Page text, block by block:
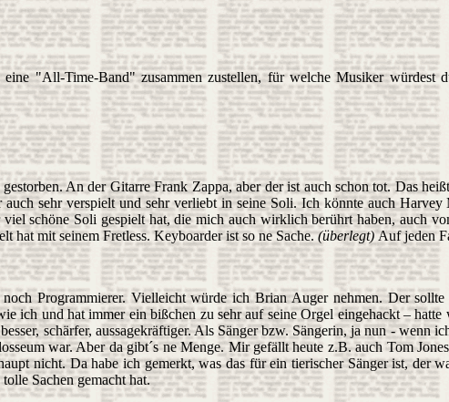
"All-Time-Band" zusammen zustellen, für welche Musiker würdest
An der Gitarre Frank Zappa, aber der ist auch schon tot. Das
sehr verspielt und sehr verliebt in seine Soli. Ich könnte auch
schöne Soli gespielt hat, die mich auch wirklich berührt haben, auch
hat mit seinem Fretless. Keyboarder ist so ne Sache.(überlegt)Auf jeden
Programmierer. Vielleicht würde ich Brian Auger nehmen. Der
ich und hat immer ein bißchen zu sehr auf seine Orgel eingehackt –
schärfer, aussagekräftiger. Als Sänger bzw. Sängerin, ja nun - wenn
war. Aber da gibt´s ne Menge. Mir gefällt heute z.B. auch Tom
nicht. Da habe ich gemerkt, was das für ein tierischer Sänger ist, der
Sachen gemacht hat.